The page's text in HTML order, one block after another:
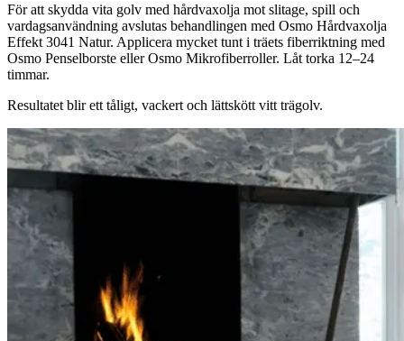
För att skydda vita golv med hårdvaxolja mot slitage, spill och
vardagsanvändning avslutas behandlingen med Osmo Hårdvaxolja
Effekt 3041 Natur. Applicera mycket tunt i träets fiberriktning med
Osmo Penselborste eller Osmo Mikrofiberroller. Låt torka 12–24
timmar.
Resultatet blir ett tåligt, vackert och lättskött vitt trägolv.